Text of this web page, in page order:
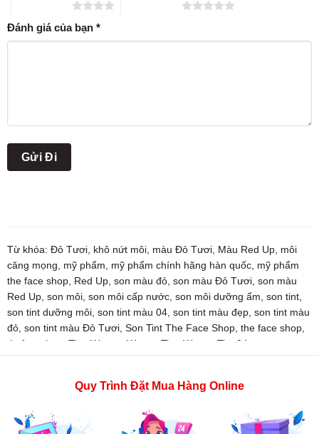
Đánh giá của bạn *
Từ khóa: Đỏ Tươi khô nứt môi màu Đỏ Tươi Màu Red Up môi
căng mọng
mỹ phẩm mỹ phẩm chính hãng hàn quốc mỹ phẩm
the face shop Red Up son màu đỏ son màu Đỏ Tươi son màu
Red Up son môi son môi cấp nước son môi dưỡng ẩm son tint
son tint dưỡng môi son tint màu 04 son tint màu đẹp son tint màu
đỏ son tint màu Đỏ Tươi Son Tint The Face Shop the face shop
thefaceshop
Tint Watery Watery Tint Watery Tint 04
Quy Trình Đặt Mua Hàng Online